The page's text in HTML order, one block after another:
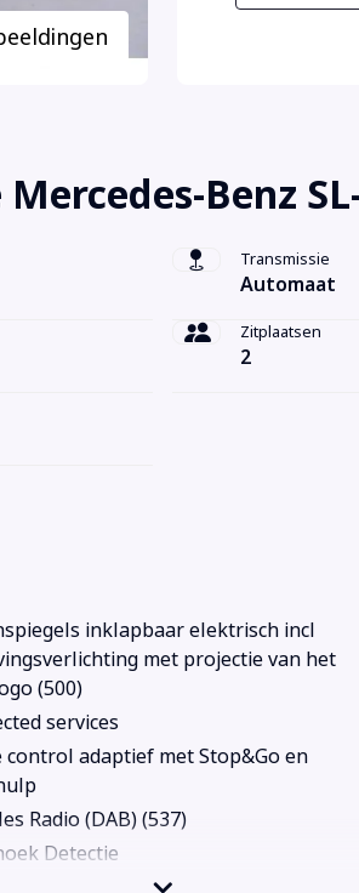
Benz
Transmissie
Automaat
Zitplaatsen
2
inklapbaar elektrisch incl
met projectie van het
(500)
services
control adaptief met Stop&Go en
Radio (DAB) (537)
Detectie